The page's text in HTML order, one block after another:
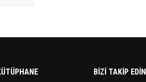
BIZI TAKIP EDIN